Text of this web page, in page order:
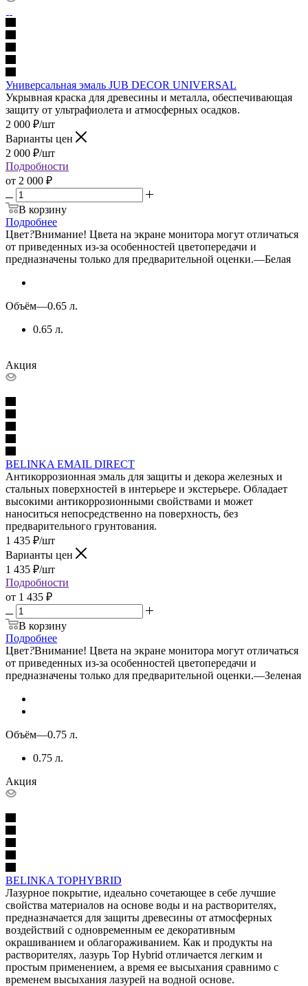
Универсальная эмаль JUB DECOR UNIVERSAL
Укрывная краска для древесины и металла, обеспечивающая
защиту от ультрафиолета и атмосферных осадков.
2 000 ₽/шт
Варианты цен
2 000 ₽/шт
Подробности
от 2 000 ₽
В корзину
Подробнее
Цвет?Внимание! Цвета на экране монитора могут отличаться
от приведенных из-за особенностей цветопередачи и
предназначены только для предварительной оценки.—Белая
Объём—0.65 л.
0.65 л.
Акция
BELINKA EMAIL DIRECT
Антикоррозионная эмаль для защиты и декора железных и
стальных поверхностей в интерьере и экстерьере. Обладает
высокими антикоррозионными свойствами и может
наноситься непосредственно на поверхность, без
предварительного грунтования.
1 435 ₽/шт
Варианты цен
1 435 ₽/шт
Подробности
от 1 435 ₽
В корзину
Подробнее
Цвет?Внимание! Цвета на экране монитора могут отличаться
от приведенных из-за особенностей цветопередачи и
предназначены только для предварительной оценки.—Зеленая
Объём—0.75 л.
0.75 л.
Акция
BELINKA TOPHYBRID
Лазурное покрытие, идеально сочетающее в себе лучшие
свойства материалов на основе воды и на растворителях,
предназначается для защиты древесины от атмосферных
воздействий с одновременным ее декоративным
окрашиванием и облагораживанием. Как и продукты на
растворителях, лазурь Top Hybrid отличается легким и
простым применением, а время ее высыхания сравнимо с
временем высыхания лазурей на водной основе.